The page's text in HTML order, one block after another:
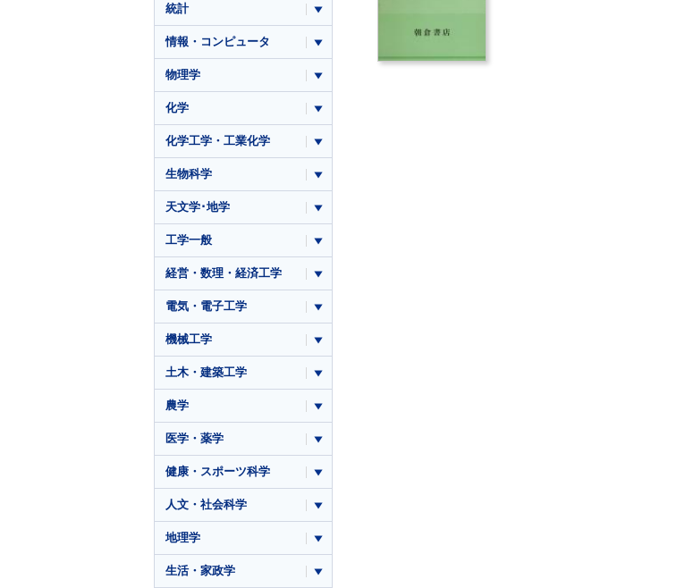
統計
情報・コンピュータ
物理学
化学
化学工学・工業化学
生物科学
天文学･地学
工学一般
経営・数理・経済工学
電気・電子工学
機械工学
土木・建築工学
農学
医学・薬学
健康・スポーツ科学
人文・社会科学
地理学
生活・家政学